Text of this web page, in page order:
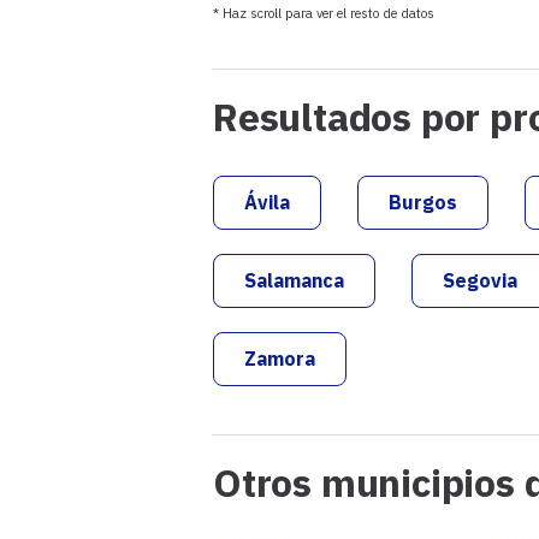
PACMA
C.BIERZO - BEX
PCAS-TC-RECORTES CERO
* Haz scroll para ver el resto de datos
Resultados por
Ávila Burgos
Salamanca Segovia
Zamora
Otros municipios